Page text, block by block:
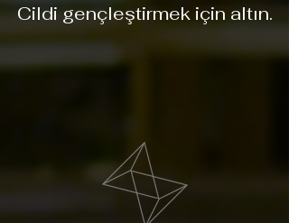
Cildi gençleştirmek için altın.